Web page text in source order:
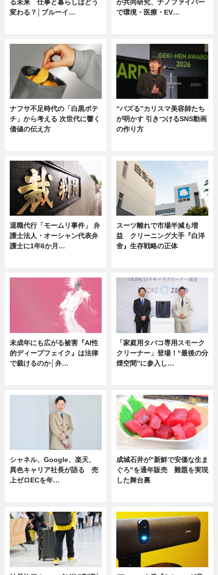
る未来 仕事と暮らしはどう
変わる？│ブルーイ…
が共同研究、ナノファイバー
で環境・医療・EV…
ナフサ不足時代の「白黒ポテ
チ」から考える 次世代に響く
価値の伝え方
“バズる”カリスマ美容師たち
が明かす 引きつけるSNS動画
の作り方
退職代行「モームリ事件」 弁
護士法人・オーシャン代表弁
護士に1年6か月…
スーツ離れで市場半減も増
益 クリーニング大手『白洋
舍』生存戦略の正体
未成年にも広がる被害『AI性
的ディープフェイク』は法律
で裁けるのか│弁…
「家庭用タバコ専用スモーク
クリーナー」登場！“最後の分
煙空間”に参入し…
シャネル、Google、楽天、
異色キャリア社長が語る 売
上ゼロECを年…
成城石井が"新鮮で安価な生ま
ぐろ"を通年販売 難題を実現
した舞台裏